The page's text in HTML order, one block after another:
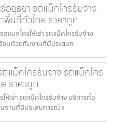
อยุธยา รถแม็คโครรับจ้าง
พื้นที่ทั่วไทย ราคาถูก
แมคโครให้เช่า รถแม็คโครรับจ้าง
อมด้วยทีมงานที่มีประสบก
แม็คโครรับจ้าง รถแม็คโคร
ราคาถูก
ห้เช่า รถแม็คโครรับจ้าง บริการทั่ว
งานที่มีประสบการณ์ แ